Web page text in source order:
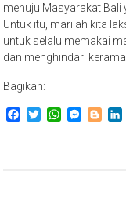
menuju Masyarakat Bali
Untuk itu, marilah kita
untuk selalu memakai
dan menghindari
Bagikan:
Facebook
TwitterWhatsApp